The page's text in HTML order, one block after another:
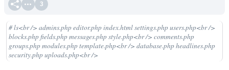
3
# ls<br /> admins.php editor.php index.html settings.php users.php<br />
blocks.php fields.php messages.php style.php<br /> comments.php
groups.php modules.php template.php<br /> database.php headlines.php
security.php uploads.php<br />